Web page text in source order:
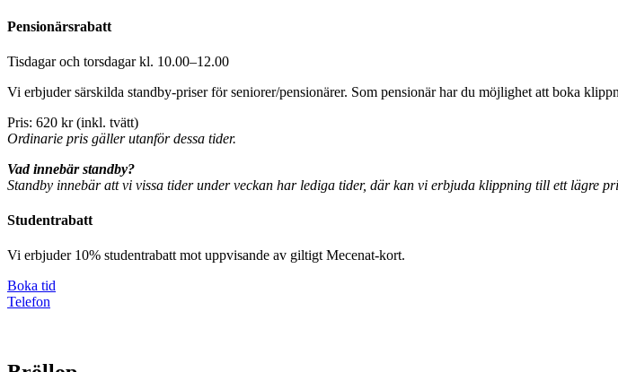
Pensionärsrabatt
Tisdagar och torsdagar kl. 10.00–12.00
Vi erbjuder särskilda standby-priser för seniorer/pensionärer. Som pensionär har du möjlighet att boka
Pris: 620 kr (inkl. tvätt)
Ordinarie pris gäller utanför dessa tider.
Vad innebär standby?
Standby innebär att vi vissa tider under veckan har lediga tider, där kan vi erbjuda klippning till ett lägre
Studentrabatt
Vi erbjuder 10% studentrabatt mot uppvisande av giltigt Mecenat-kort.
Boka tid
Telefon